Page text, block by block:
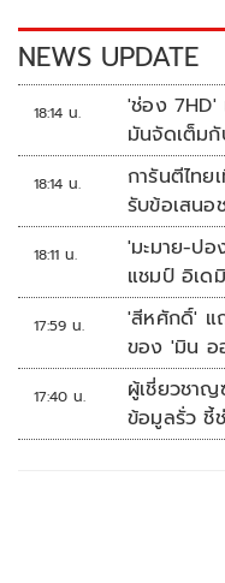
k k
NEWS UPDATE
18:14 น.
'ช่อง 7HD'
มันจัดเต็ม
18:14 น.
การันตีไทย
รับข้อเสน
18:11 น.
'มะมาย-ป
แชมป์ อิเด
คัพ สนาม 3
17:59 น.
'สีหศักดิ์' แ
ของ 'มิน อ
อาเซียน
17:40 น.
ผู้เชี่ยวชา
ข้อมูลรั่ว ชี้
ไม่ใช่ถูกแฮ